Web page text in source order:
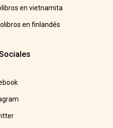
en vietnamita
en finlandés